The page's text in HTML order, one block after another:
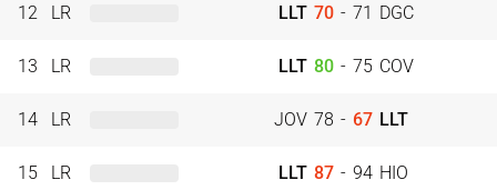
12 LR LLT 70 - 71 DGC
13 LR LLT 80 - 75 COV
14 LR JOV 78 - 67 LLT
15 LR LLT 87 - 94 HIO